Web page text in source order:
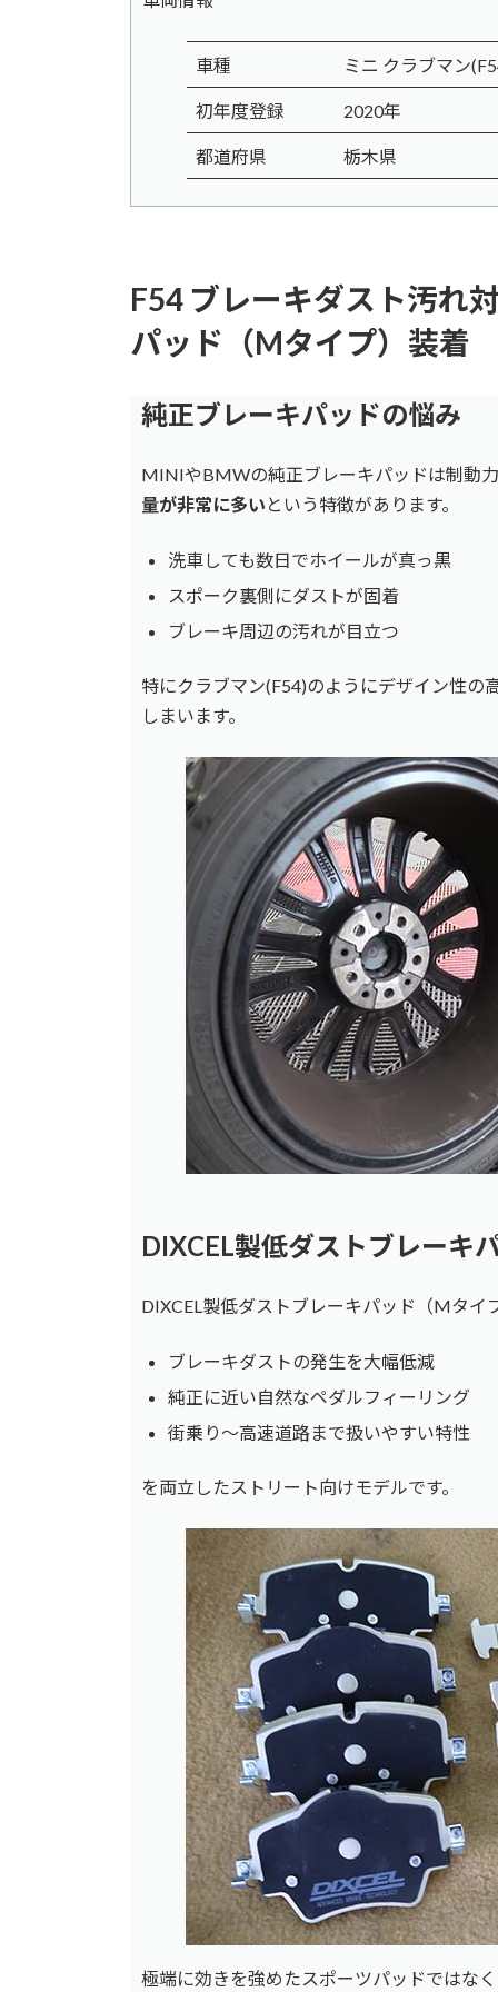
車種 ミニ クラブマン
初年度登録 2020年
都道府県 栃木県
F54 ブレーキダスト汚れ
パッド（Mタイプ）装着
純正ブレーキパッドの悩み
MINIやBMWの純正ブレーキパッドは制動
量が非常に多い という特徴があります。
洗車しても数日でホイールが真っ黒
スポーク裏側にダストが固着
ブレーキ周辺の汚れが目立つ
特にクラブマン(F54)のようにデザイン性の
しまいます。
DIXCEL製低ダストブレーキ
DIXCEL製低ダストブレーキパッド（Mタイ
ブレーキダストの発生を大幅低減
純正に近い自然なペダルフィーリング
街乗り〜高速道路まで扱いやすい特性
を両立したストリート向けモデルです。
極端に効きを強めたスポーツパッドではな